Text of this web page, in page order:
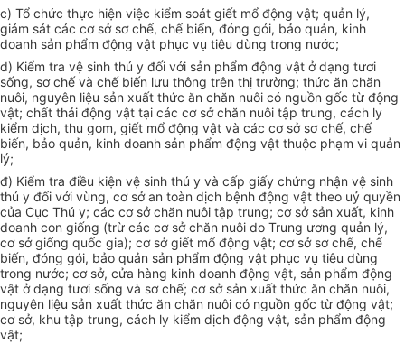
c) Tổ chức thực hiện việc kiểm soát giết mổ động vật; quản lý,
giám sát các cơ sở sơ chế, chế biến, đóng gói, bảo quản, kinh
doanh sản phẩm động vật phục vụ tiêu dùng trong nước;
d) Kiểm tra vệ sinh thú y đối với sản phẩm động vật ở dạng tươi
sống, sơ chế và chế biến lưu thông trên thị trường; thức ăn chăn
nuôi, nguyên liệu sản xuất thức ăn chăn nuôi có nguồn gốc từ động
vật; chất thải động vật tại các cơ sở chăn nuôi tập trung, cách ly
kiểm dịch, thu gom, giết mổ động vật và các cơ sở sơ chế, chế
biến, bảo quản, kinh doanh sản phẩm động vật thuộc phạm vi quản
lý;
đ) Kiểm tra điều kiện vệ sinh thú y và cấp giấy chứng nhận vệ sinh
thú y đối với vùng, cơ sở an toàn dịch bệnh động vật theo uỷ quyền
của Cục Thú y; các cơ sở chăn nuôi tập trung; cơ sở sản xuất, kinh
doanh con giống (trừ các cơ sở chăn nuôi do Trung ương quản lý,
cơ sở giống quốc gia); cơ sở giết mổ động vật; cơ sở sơ chế, chế
biến, đóng gói, bảo quản sản phẩm động vật phục vụ tiêu dùng
trong nước; cơ sở, cửa hàng kinh doanh động vật, sản phẩm động
vật ở dạng tươi sống và sơ chế; cơ sở sản xuất thức ăn chăn nuôi,
nguyên liệu sản xuất thức ăn chăn nuôi có nguồn gốc từ động vật;
cơ sở, khu tập trung, cách ly kiểm dịch động vật, sản phẩm động
vật;